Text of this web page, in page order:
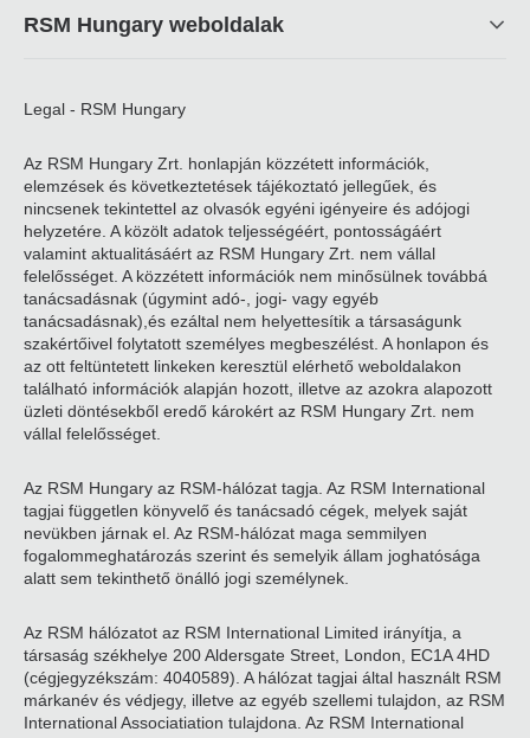
RSM Hungary weboldalak
Legal - RSM Hungary
Az RSM Hungary Zrt. honlapján közzétett információk,
elemzések és következtetések tájékoztató jellegűek, és
nincsenek tekintettel az olvasók egyéni igényeire és adójogi
helyzetére. A közölt adatok teljességéért, pontosságáért
valamint aktualitásáért az RSM Hungary Zrt. nem vállal
felelősséget. A közzétett információk nem minősülnek továbbá
tanácsadásnak (úgymint adó-, jogi- vagy egyéb
tanácsadásnak),és ezáltal nem helyettesítik a társaságunk
szakértőivel folytatott személyes megbeszélést. A honlapon és
az ott feltüntetett linkeken keresztül elérhető weboldalakon
található információk alapján hozott, illetve az azokra alapozott
üzleti döntésekből eredő károkért az RSM Hungary Zrt. nem
vállal felelősséget.
Az RSM Hungary az RSM-hálózat tagja. Az RSM International
tagjai független könyvelő és tanácsadó cégek, melyek saját
nevükben járnak el. Az RSM-hálózat maga semmilyen
fogalommeghatározás szerint és semelyik állam joghatósága
alatt sem tekinthető önálló jogi személynek.
Az RSM hálózatot az RSM International Limited irányítja, a
társaság székhelye 200 Aldersgate Street, London, EC1A 4HD
(cégjegyzékszám: 4040589). A hálózat tagjai által használt RSM
márkanév és védjegy, illetve az egyéb szellemi tulajdon, az RSM
International Associatiation tulajdona. Az RSM International